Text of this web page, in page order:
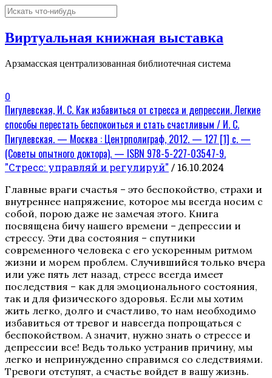
Виртуальная книжная выставка
Арзамасская централизованная библиотечная система
0
Пигулевская, И. С. Как избавиться от стресса и депрессии. Легкие
способы перестать беспокоиться и стать счастливым / И. С.
Пигулевская. — Москва : Центрполиграф, 2012. — 127 [1] с. —
(Советы опытного доктора). — ISBN 978-5-227-03547-9.
"Стресс: управляй и регулируй" / 16.10.2024
Главные враги счастья – это беспокойство, страхи и
внутреннее напряжение, которое мы всегда носим с
собой, порою даже не замечая этого. Книга
посвящена бичу нашего времени – депрессии и
стрессу. Эти два состояния – спутники
современного человека с его ускоренным ритмом
жизни и морем проблем. Случившийся только вчера
или уже пять лет назад, стресс всегда имеет
последствия – как для эмоционального состояния,
так и для физического здоровья. Если мы хотим
жить легко, долго и счастливо, то нам необходимо
избавиться от тревог и навсегда попрощаться с
беспокойством. А значит, нужно знать о стрессе и
депрессии все! Ведь только устранив причину, мы
легко и непринужденно справимся со следствиями.
Тревоги отступят, а счастье войдет в вашу жизнь.